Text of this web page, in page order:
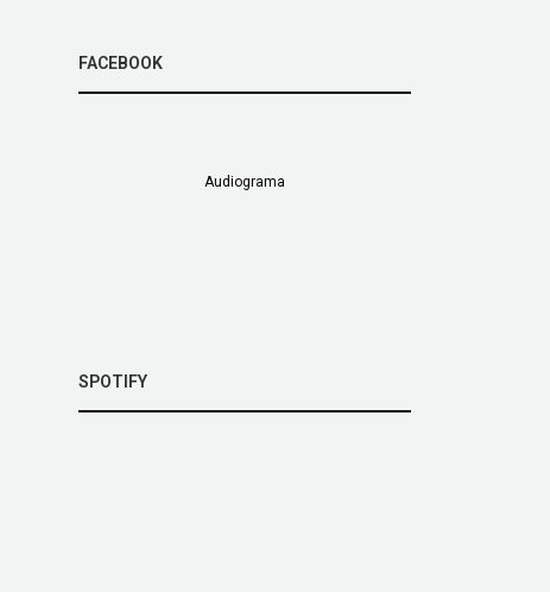
FACEBOOK
Audiograma
SPOTIFY